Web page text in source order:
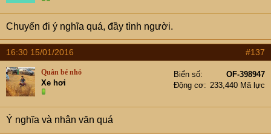
Chuyến đi ý nghĩa quá, đầy tình người.
16:30 15/01/2016 #137
Quân bé nhỏ
Xe hơi
Biển số
OF-398947
Động cơ
233,440 Mã lực
Ý nghĩa và nhân văn quá